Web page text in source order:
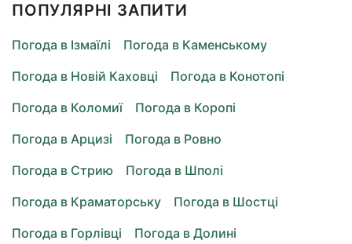
ПОПУЛЯРНІ ЗАПИТИ
Погода в Ізмаїлі
Погода в Каменському
Погода в Новій Каховці
Погода в Конотопі
Погода в Коломиї
Погода в Коропі
Погода в Арцизі
Погода в Ровно
Погода в Стрию
Погода в Шполі
Погода в Краматорську
Погода в Шостці
Погода в Горлівці
Погода в Долині